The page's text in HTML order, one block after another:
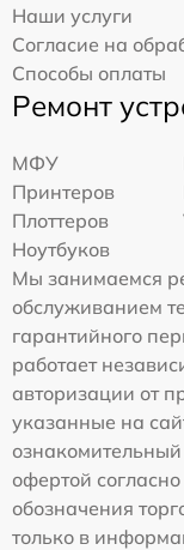
Наши услуги
Согласие на
Способы оплаты
Ремонт
МФУ
Принтеров
Плоттеров
Ноутбуков
Мы занимаемся
обслуживанием
гарантийного
работает
авторизации от
указанные на
офертой
обозначения
только в